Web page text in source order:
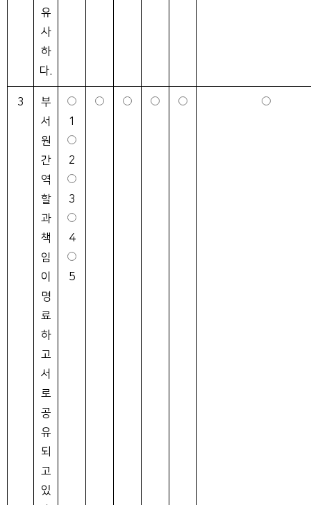
유
사
하
다.
3
부
서
원
간
역
할
과
책
임
이
명
료
하
고
서
로
공
유
되
고
있
1
2
3
4
5